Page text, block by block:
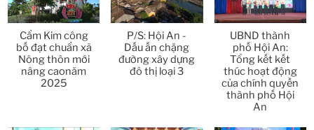
Thời sự thứ 6 Ngày 27-3-2026 24:11
Thời sự thứ 4 Ngày 25-3-2026 24:51
Thời sự thứ 2 Ngày 23-3-2026 27:17
Cẩm Kim công
bố đạt chuẩn xã
Nông thôn mới
nâng caonăm
2025
P/S: Hội An -
Dấu ấn chặng
đường xây dựng
đô thị loại 3
UBND thành
phố Hội An:
Tổng kết kết
thúc hoạt động
của chính quyền
thành phố Hội
An